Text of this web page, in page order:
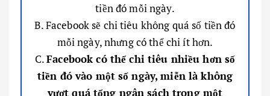
tiền đó mỗi ngày.
B. Facebook sẽ chi tiêu không quá số tiền đó
mỗi ngày, nhưng có thể chi ít hơn.
C.Facebook có thể chi tiêu nhiều hơn số
tiền đó vào một số ngày, miễn là không
vượt quá tổng ngân sách trong một